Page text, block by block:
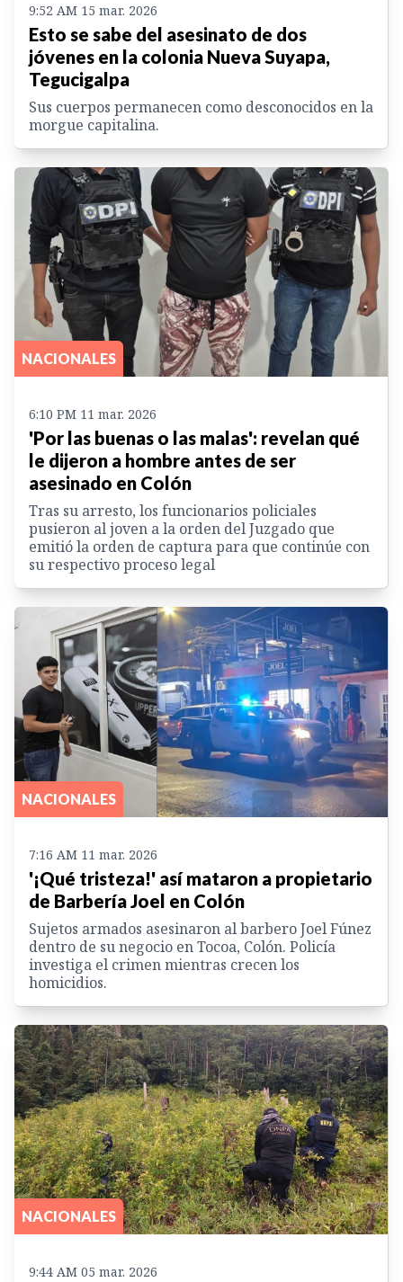
9:52 AM 15 mar. 2026
Esto se sabe del asesinato de dos
jóvenes en la colonia Nueva Suyapa,
Tegucigalpa
Sus cuerpos permanecen como desconocidos en la
morgue capitalina.
NACIONALES
6:10 PM 11 mar. 2026
'Por las buenas o las malas': revelan qué
le dijeron a hombre antes de ser
asesinado en Colón
Tras su arresto, los funcionarios policiales
pusieron al joven a la orden del Juzgado que
emitió la orden de captura para que continúe con
su respectivo proceso legal
NACIONALES
7:16 AM 11 mar. 2026
'¡Qué tristeza!' así mataron a propietario
de Barbería Joel en Colón
Sujetos armados asesinaron al barbero Joel Fúnez
dentro de su negocio en Tocoa, Colón. Policía
investiga el crimen mientras crecen los
homicidios.
NACIONALES
9:44 AM 05 mar. 2026